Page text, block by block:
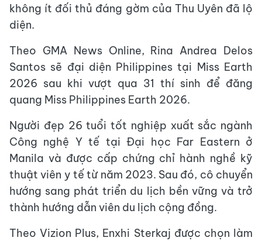
không ít đối thủ đáng gờm của Thu Uyên đã lộ
diện.
Theo GMA News Online, Rina Andrea Delos
Santos sẽ đại diện Philippines tại Miss Earth
2026 sau khi vượt qua 31 thí sinh để đăng
quang Miss Philippines Earth 2026.
Người đẹp 26 tuổi tốt nghiệp xuất sắc ngành
Công nghệ Y tế tại Đại học Far Eastern ở
Manila và được cấp chứng chỉ hành nghề kỹ
thuật viên y tế từ năm 2023. Sau đó, cô chuyển
hướng sang phát triển du lịch bền vững và trở
thành hướng dẫn viên du lịch cộng đồng.
Theo Vizion Plus, Enxhi Sterkaj được chọn làm